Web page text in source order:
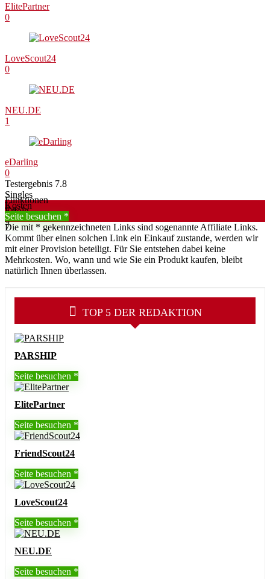
ElitePartner
0
LoveScout24
0
NEU.DE
1
eDarling
0
Testergebnis 7.8
Singles
7.5
Funktionen
7.5
Kosten
9
Erfolg
7
Seite besuchen
Die mit * gekennzeichneten Links sind sogenannte Affiliate Links.
Kommt über einen solchen Link ein Einkauf zustande, werden wir
mit einer Provision beteiligt. Für Sie entstehen dabei keine
Mehrkosten. Wo, wann und wie Sie ein Produkt kaufen, bleibt
natürlich Ihnen überlassen.
TOP 5 DER REDAKTION
PARSHIP
Seite besuchen
ElitePartner
Seite besuchen
FriendScout24
Seite besuchen
LoveScout24
Seite besuchen
NEU.DE
Seite besuchen